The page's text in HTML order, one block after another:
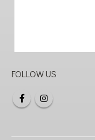
FOLLOW US